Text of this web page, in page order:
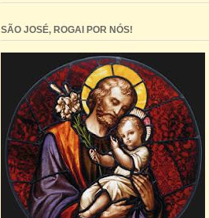
SÃO JOSÉ, ROGAI POR NÓS!